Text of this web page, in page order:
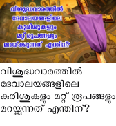
വിശുദ്ധവാരത്തില്‍
ദേവാലയങ്ങളിലെ
കുരിശുകളും മറ്റ് രൂപങ്ങളും
മറയ്ക്കുന്നത് എന്തിന്?